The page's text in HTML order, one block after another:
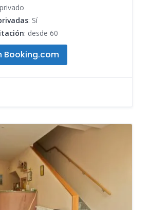
: Sí
: desde 60
Booking.com